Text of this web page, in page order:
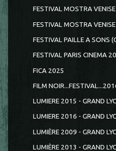
FESTIVAL MOSTRA
FESTIVAL MOSTRA
FESTIVAL PAILLE A SONS
FESTIVAL PARIS CINEMA
FICA 2025
FILM
LUMIERE 2015 - GRAND
LUMIERE 2016 - GRAND
LUMIÈRE 2009 - GRAND
LUMIÈRE 2013 - GRAND